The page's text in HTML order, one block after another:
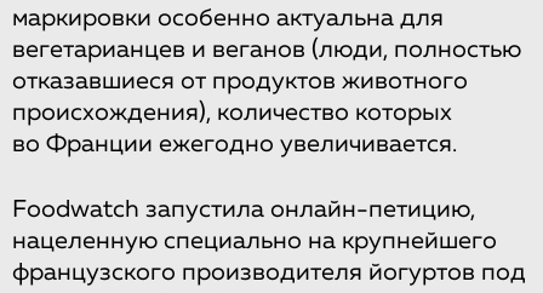
маркировки особенно актуальна для
вегетарианцев и веганов (люди, полностью
отказавшиеся от продуктов животного
происхождения), количество которых
во Франции ежегодно увеличивается.
Foodwatch запустила онлайн-петицию,
нацеленную специально на крупнейшего
французского производителя йогуртов под